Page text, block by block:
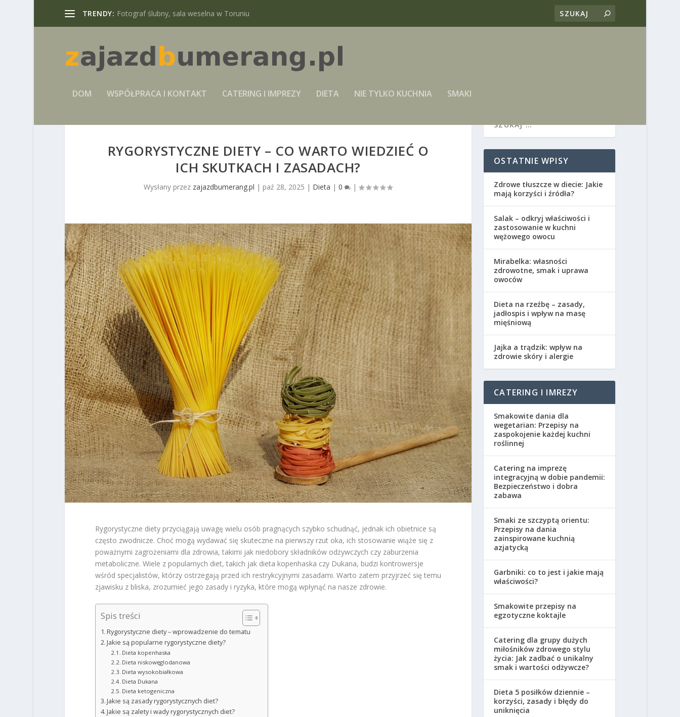
TRENDY: Fotograf ślubny, sala weselna w Toruniu
DOM WSPÓŁPRACA I KONTAKT CATERING I IMPREZY DIETA NIE TYLKO KUCHNIA SMAKI
RYGORYSTYCZNE DIETY – CO WARTO WIEDZIEĆ O
ICH SKUTKACH I ZASADACH?
Wysłany przez zajazdbumerang.pl | paź 28, 2025 | Dieta |0 |
Rygorystyczne diety przyciągają uwagę wielu osób pragnących szybko schudnąć, jednak ich obietnice są
często zwodnicze. Choć mogą wydawać się skuteczne na pierwszy rzut oka, ich stosowanie wiąże się z
poważnymi zagrożeniami dla zdrowia, takimi jak niedobory składników odżywczych czy zaburzenia
metaboliczne. Wiele z popularnych diet, takich jak dieta kopenhaska czy Dukana, budzi kontrowersje
wśród specjalistów, którzy ostrzegają przed ich restrykcyjnymi zasadami. Warto zatem przyjrzeć się temu
zjawisku z bliska, zrozumieć jego zasady i ryzyka, które mogą wpłynąć na nasze zdrowie.
Spis treści
Rygorystyczne diety – wprowadzenie do tematu
Jakie są popularne rygorystyczne diety?
Dieta kopenhaska
Dieta niskowęglodanowa
Dieta wysokobiałkowa
Dieta Dukana
Dieta ketogeniczna
Jakie są zasady rygorystycznych diet?
Jakie są zalety i wady rygorystycznych diet?
OSTATNIE WPISY
Zdrowe tłuszcze w diecie: Jakie
mają korzyści i źródła?
Salak – odkryj właściwości i
zastosowanie w kuchni
wężowego owocu
Mirabelka: własności
zdrowotne, smak i uprawa
owoców
Dieta na rzeźbę – zasady,
jadłospis i wpływ na masę
mięśniową
Jajka a trądzik: wpływ na
zdrowie skóry i alergie
CATERING I IMREZY
Smakowite dania dla
wegetarian: Przepisy na
zaspokojenie każdej kuchni
roślinnej
Catering na imprezę
integracyjną w dobie pandemii:
Bezpieczeństwo i dobra
zabawa
Smaki ze szczyptą orientu:
Przepisy na dania
zainspirowane kuchnią
azjatycką
Garbniki: co to jest i jakie mają
właściwości?
Smakowite przepisy na
egzotyczne koktajle
Catering dla grupy dużych
miłośników zdrowego stylu
życia: Jak zadbać o unikalny
smak i wartości odżywcze?
Dieta 5 posiłków dziennie –
korzyści, zasady i błędy do
uniknięcia